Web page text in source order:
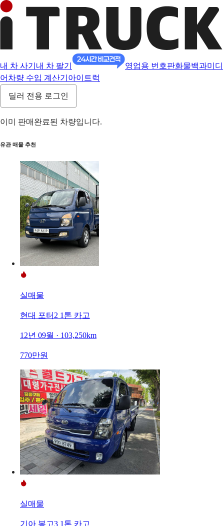
내 차 사기 내 차 팔기 영업용 번호판화물백과미디
어 차량 수입 계산기 아이트럭
딜러 전용 로그인
이미 판매완료된 차량입니다.
유관 매물 추천
실매물
현대 포터2 1톤 카고
12년 09월 · 103,250km
770만원
실매물
기아 봉고3 1톤 카고